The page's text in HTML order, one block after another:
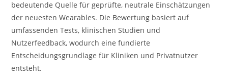
bedeutende Quelle für geprüfte, neutrale Einschätzungen
der neuesten Wearables. Die Bewertung basiert auf
umfassenden Tests, klinischen Studien und
Nutzerfeedback, wodurch eine fundierte
Entscheidungsgrundlage für Kliniken und Privatnutzer
entsteht.